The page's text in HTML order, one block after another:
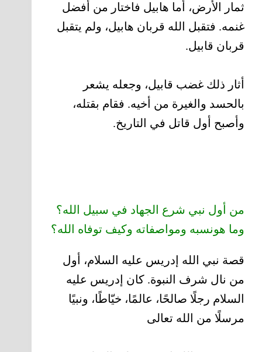
ثمار الأرض، أما هابيل فاختار من أفضل
غنمه. فتقبل الله قربان هابيل، ولم يتقبل
قربان قابيل.
أثار ذلك غضب قابيل، وجعله يشعر
بالحسد والغيرة من أخيه. فقام بقتله،
وأصبح أول قاتل في التاريخ.
من أول نبي شرع الجهاد في سبيل الله؟
وما هونسبه ومواصفاته وكيف توفاه الله؟
قصة نبي الله إدريس عليه السلام، أول
من نال شرف النبوة. كان إدريس عليه
السلام رجلًا صالحًا، عالمًا، خيّاطًا، ونبيًا
مرسلًا من الله تعالى